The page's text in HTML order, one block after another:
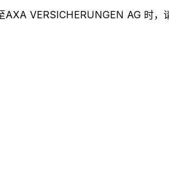
VERSICHERUNGEN AG 时